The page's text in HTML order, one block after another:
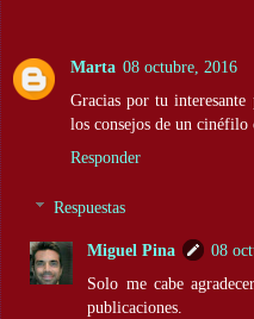
Marta 08 octubre, 2016
Gracias por tu interesante
los consejos de un
Responder
Respuestas
Miguel Pina
08
Solo me cabe
publicaciones.